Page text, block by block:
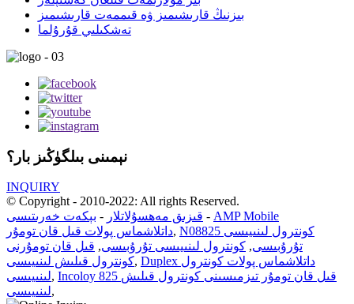
بىزنىڭ قارىشىمىز ۋە قىممەت قارىشىمىز
تەشكىلىي قۇرۇلما
نېمىنى بىلگۈڭىز بار؟
INQUIRY
© Copyright - 2010-2022: All rights Reserved.
قىزىق مەھسۇلاتلار - بېكەت خەرىتىسى - AMP Mobile
داتلاشماس پولات قىل قان تومۇر, N08825 كونترول لىنىيىسى
تۇرۇبىسى, كونترول لىنىيىسى تۇرۇبىسى, قىل قان تومۇرنى
كونترول قىلىش لىنىيىسى, Duplex داتلاشماس پولات كونترول
لىنىيىسى, Incoloy 825 قىل قان تومۇر تىزمىسىنى كونترول قىلىش
لىنىيىسى,